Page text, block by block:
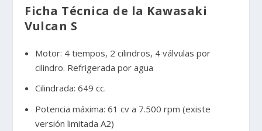
Ficha Técnica de la Kawasaki
Vulcan S
Motor: 4 tiempos, 2 cilindros, 4 válvulas por
cilindro. Refrigerada por agua
Cilindrada: 649 cc.
Potencia máxima: 61 cv a 7.500 rpm (existe
versión limitada A2)